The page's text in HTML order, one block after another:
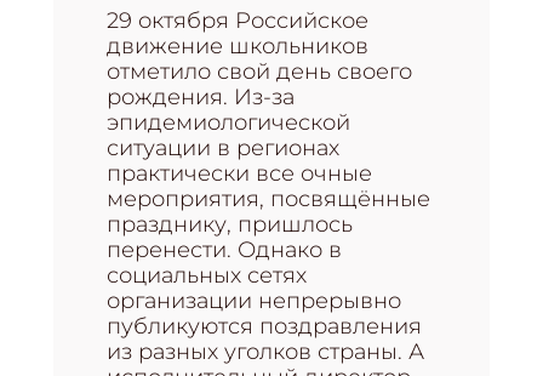
29 октября Российское
движение школьников
отметило свой день своего
рождения. Из-за
эпидемиологической
ситуации в регионах
практически все очные
мероприятия, посвящённые
празднику, пришлось
перенести. Однако в
социальных сетях
организации непрерывно
публикуются поздравления
из разных уголков страны. А